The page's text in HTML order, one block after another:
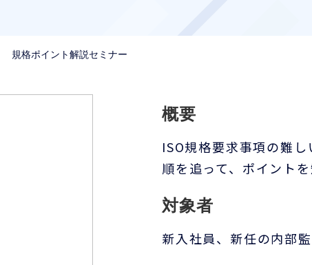
規格ポイント解説セミナー
概要
ISO規格要求事項の難
順を追って、ポイント
対象者
新入社員、新任の内部